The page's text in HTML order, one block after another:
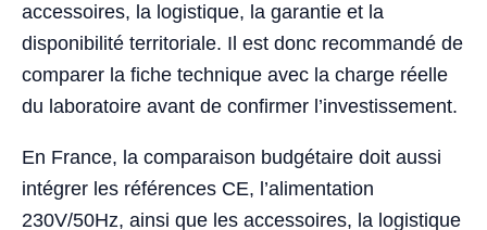
accessoires, la logistique, la garantie et la
disponibilité territoriale. Il est donc recommandé de
comparer la fiche technique avec la charge réelle
du laboratoire avant de confirmer l’investissement.
En France, la comparaison budgétaire doit aussi
intégrer les références CE, l’alimentation
230V/50Hz, ainsi que les accessoires, la logistique